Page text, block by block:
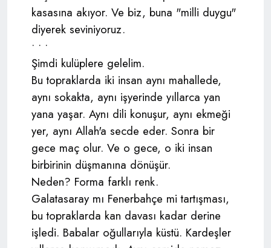
kasasına akıyor. Ve biz, buna "milli duygu"
diyerek seviniyoruz.
• • •
Şimdi kulüplere gelelim.
Bu topraklarda iki insan aynı mahallede,
aynı sokakta, aynı işyerinde yıllarca yan
yana yaşar. Aynı dili konuşur, aynı ekmeği
yer, aynı Allah'a secde eder. Sonra bir
gece maç olur. Ve o gece, o iki insan
birbirinin düşmanına dönüşür.
Neden? Forma farklı renk.
Galatasaray mı Fenerbahçe mi tartışması,
bu topraklarda kan davası kadar derine
işledi. Babalar oğullarıyla küstü. Kardeşler